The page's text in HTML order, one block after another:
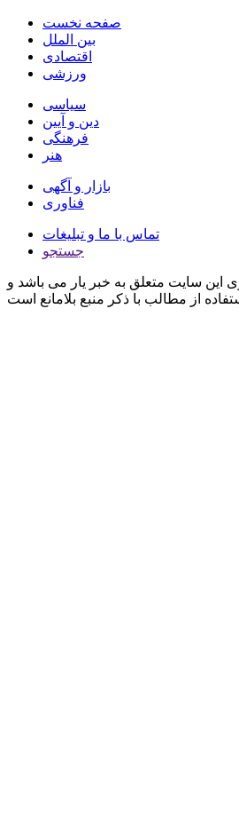
صفحه نخست
بین الملل
اقتصادی
ورزشی
سیاسی
دین و آیین
فرهنگی
هنر
بازار و آگهی
فناوری
تماس با ما و تبلیغات
جستجو
این سایت متعلق به خبر یار می باشد و